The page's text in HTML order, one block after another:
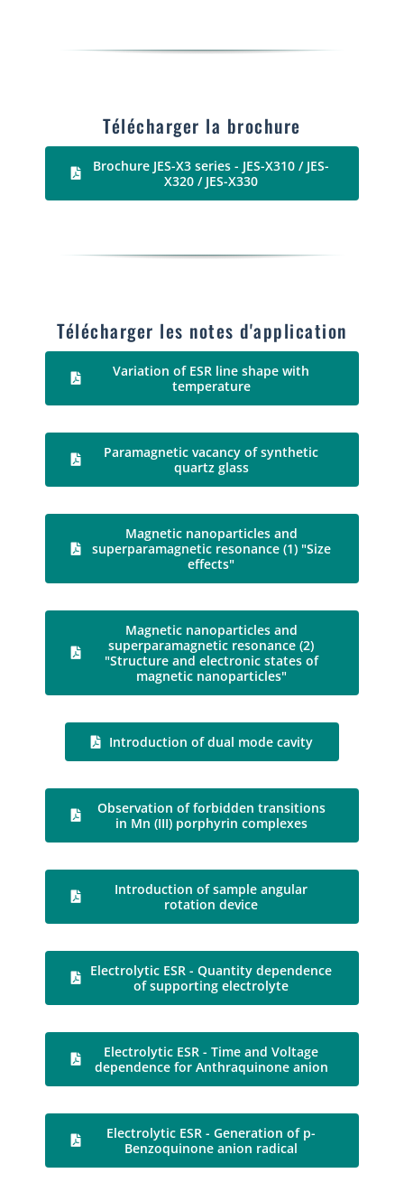
Télécharger la brochure
Brochure JES-X3 series - JES-X310 / JES-
X320 / JES-X330
Télécharger les notes d'application
Variation of ESR line shape with
temperature
Paramagnetic vacancy of synthetic
quartz glass
Magnetic nanoparticles and
superparamagnetic resonance (1) "Size
effects"
Magnetic nanoparticles and
superparamagnetic resonance (2)
"Structure and electronic states of
magnetic nanoparticles"
Introduction of dual mode cavity
Observation of forbidden transitions
in Mn (III) porphyrin complexes
Introduction of sample angular
rotation device
Electrolytic ESR - Quantity dependence
of supporting electrolyte
Electrolytic ESR - Time and Voltage
dependence for Anthraquinone anion
Electrolytic ESR - Generation of p-
Benzoquinone anion radical